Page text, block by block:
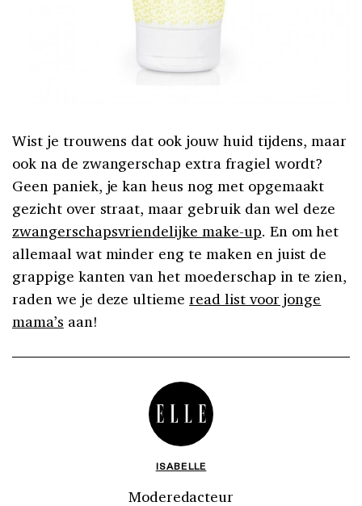
Wist je trouwens dat ook jouw huid tijdens, maar
ook na de zwangerschap extra fragiel wordt?
Geen paniek, je kan heus nog met opgemaakt
gezicht over straat, maar gebruik dan wel deze
zwangerschapsvriendelijke make-up. En om het
allemaal wat minder eng te maken en juist de
grappige kanten van het moederschap in te zien,
raden we je deze ultiemeread list voor jonge
mama’s aan!
ISABELLE
Moderedacteur